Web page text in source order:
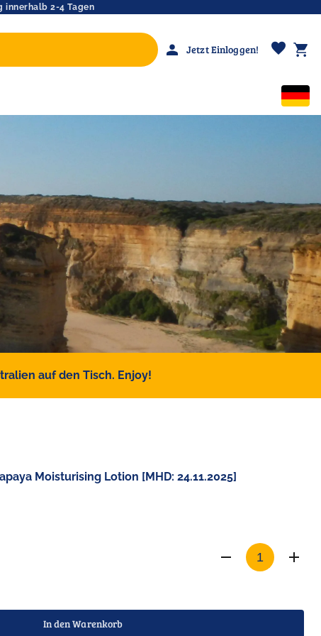
innerhalb 2-4 Tagen
person Jetzt Einloggen! favorite shopping_cart
auf den Tisch. Enjoy!
Moisturising Lotion [MHD: 24.11.2025]
In den Warenkorb